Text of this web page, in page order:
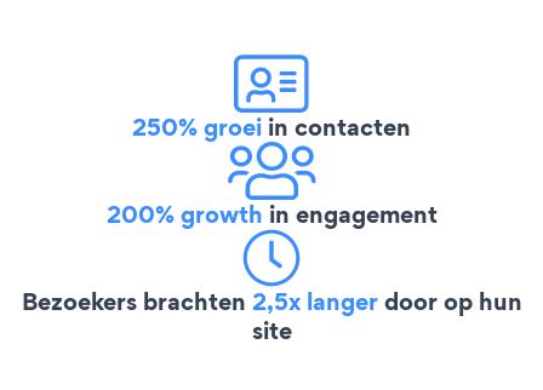
250% groei in contacten
200% growth in engagement
Bezoekers brachten 2,5x langerdoor op hun
site